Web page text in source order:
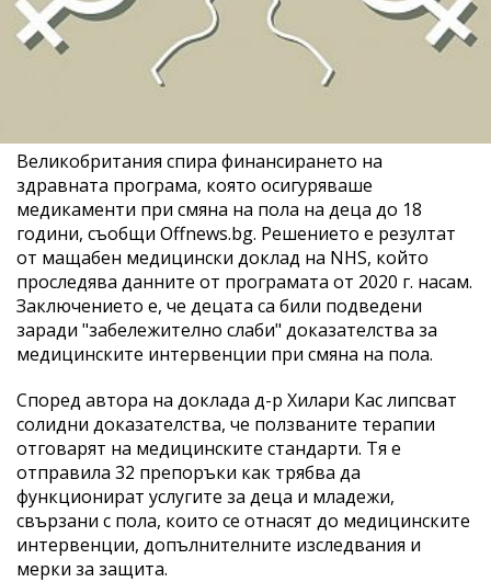
Великобритания спира финансирането на
здравната програма, която осигуряваше
медикаменти при смяна на пола на деца до 18
години, съобщи Offnews.bg. Решението е резултат
от мащабен медицински доклад на NHS, който
проследява данните от програмата от 2020 г. насам.
Заключението е, че децата са били подведени
заради "забележително слаби" доказателства за
медицинските интервенции при смяна на пола.
Според автора на доклада д-р Хилари Кас липсват
солидни доказателства, че ползваните терапии
отговарят на медицинските стандарти. Тя е
отправила 32 препоръки как трябва да
функционират услугите за деца и младежи,
свързани с пола, които се отнасят до медицинските
интервенции, допълнителните изследвания и
мерки за защита.